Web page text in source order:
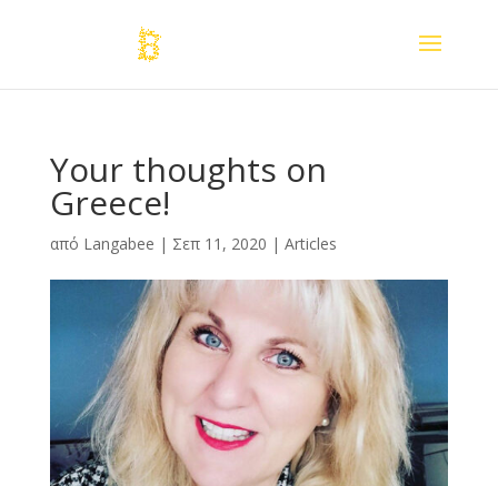
Your thoughts on
Greece!
από Langabee | Σεπ 11, 2020 | Articles